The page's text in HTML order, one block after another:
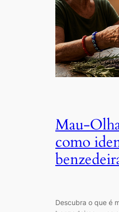
Mau-
como
Descubra o que é